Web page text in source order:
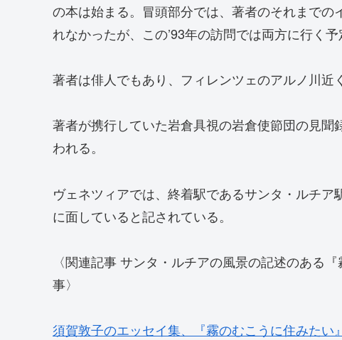
の本は始まる。冒頭部分では、著者のそれまで
れなかったが、この’93年の訪問では両方に行く予
著者は俳人でもあり、フィレンツェのアルノ川近
著者が携行していた岩倉具視の岩倉使節団の見
われる。
ヴェネツィアでは、終着駅であるサンタ・ルチ
に面していると記されている。
〈関連記事 サンタ・ルチアの風景の記述のある
事〉
須賀敦子のエッセイ集、『霧のむこうに住みたい